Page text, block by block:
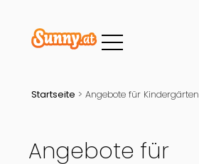
Startseite > Angebote für Kindergärten
Angebote für